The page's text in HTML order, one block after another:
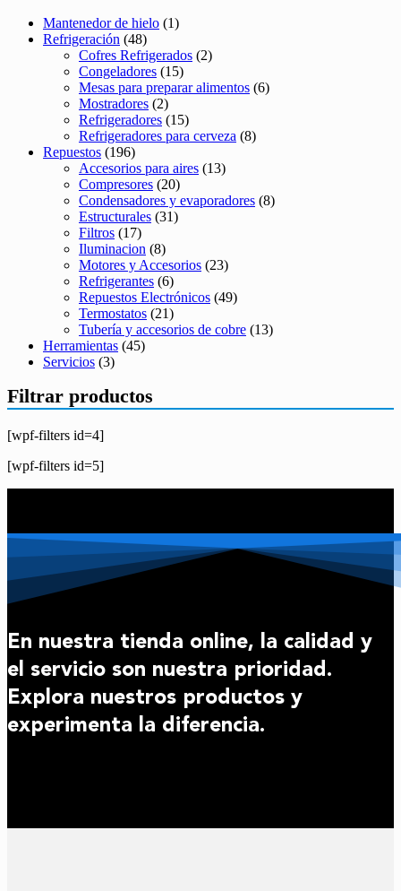
Mantenedor de hielo (1)
Refrigeración (48)
Cofres Refrigerados (2)
Congeladores (15)
Mesas para preparar alimentos (6)
Mostradores (2)
Refrigeradores (15)
Refrigeradores para cerveza (8)
Repuestos (196)
Accesorios para aires (13)
Compresores (20)
Condensadores y evaporadores (8)
Estructurales (31)
Filtros (17)
Iluminacion (8)
Motores y Accesorios (23)
Refrigerantes (6)
Repuestos Electrónicos (49)
Termostatos (21)
Tubería y accesorios de cobre (13)
Herramientas (45)
Servicios (3)
Filtrar productos
[wpf-filters id=4]
[wpf-filters id=5]
En nuestra tienda online, la calidad y
el servicio son nuestra prioridad.
Explora nuestros productos y
experimenta la diferencia.